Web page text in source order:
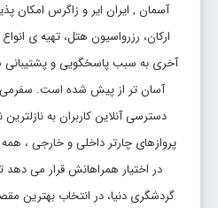
تاریخ رفت: 1405/5/23
شیراز
SYZ
تاریخ رفت: 1405/5/22
شیراز
SYZ
آسمان , ایران ایر و زاگرس امکان
ارکان، رزرواسیون هتل، تهیه ی
آخری به سبب پاسخگویی و
آسان تر از پیش شده است. سفرمی
دسترسی آنلاین کاربران به
پروازهای چارتر داخلی و خارجی ، همه
در اختیار همراهانش قرار می دهد
گردشگری دنیا، در انتخاب بهترین